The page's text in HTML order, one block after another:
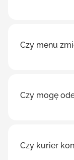
Czy menu
Czy mogę
Czy kurier